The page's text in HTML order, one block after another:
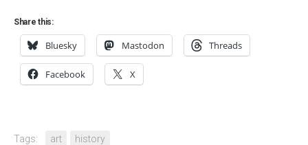
Share this:
Bluesky Mastodon Threads
Facebook X
Tags: art history